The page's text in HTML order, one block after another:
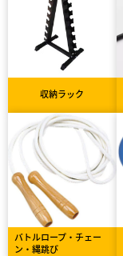
収納ラック
バトルロープ・チェー
ン・縄跳び